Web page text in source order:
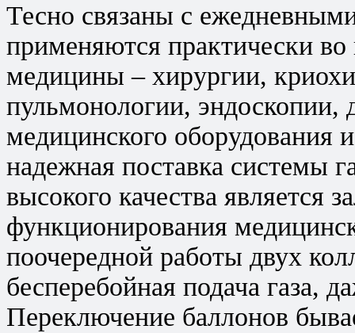
Тесно связаны с
применяются практически во
медицины – хирургии,
пульмонологии, эндоскопии,
медицинского оборудования
надежная поставка системы
высокого качества является
функционирования
поочередной работы двух
бесперебойная подача газа,
Переключение баллонов